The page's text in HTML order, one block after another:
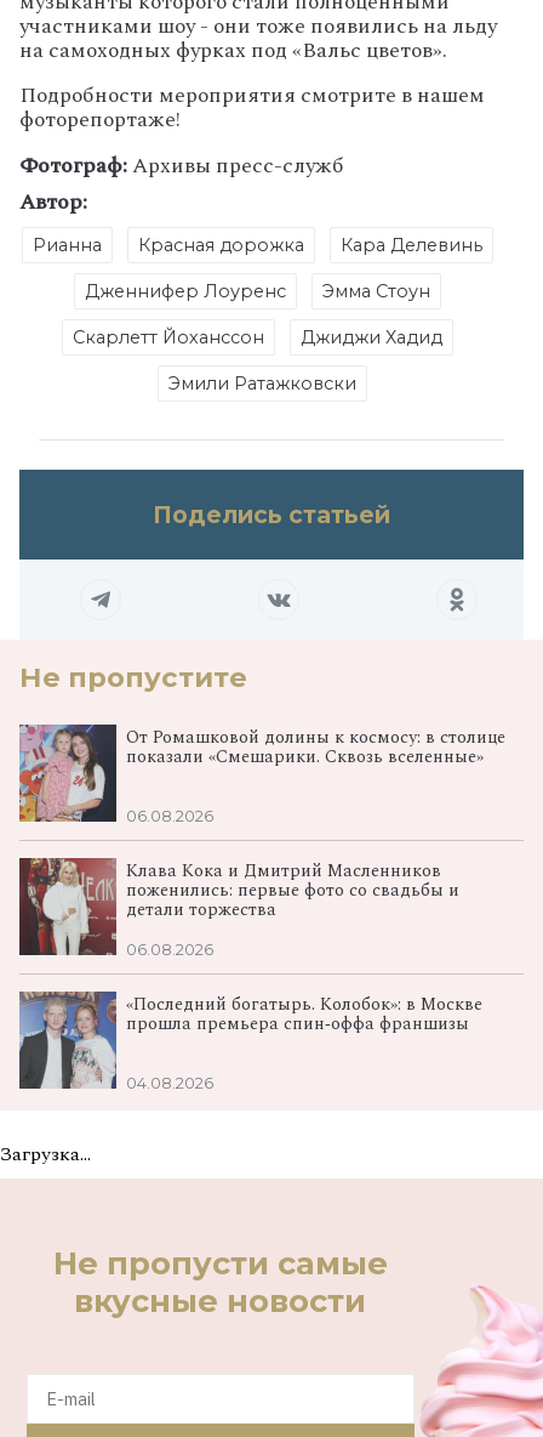
участниками шоу - они тоже появились на льду
на самоходных фурках под «Вальс цветов».
Подробности мероприятия смотрите в нашем
фоторепортаже!
Фотограф:Архивы пресс-служб
Автор:
Рианна Красная дорожка Кара Делевинь
Дженнифер Лоуренс Эмма Стоун
Скарлетт Йоханссон Джиджи Хадид
Эмили Ратажковски
Поделись статьей
Не пропустите
От Ромашковой долины к космосу: в столице
показали «Смешарики. Сквозь вселенные»
06.08.2026
Клава Кока и Дмитрий Масленников
поженились: первые фото со свадьбы и
детали торжества
06.08.2026
«Последний богатырь. Колобок»: в Москве
прошла премьера спин‑оффа франшизы
04.08.2026
Загрузка...
Не пропусти самые
вкусные новости